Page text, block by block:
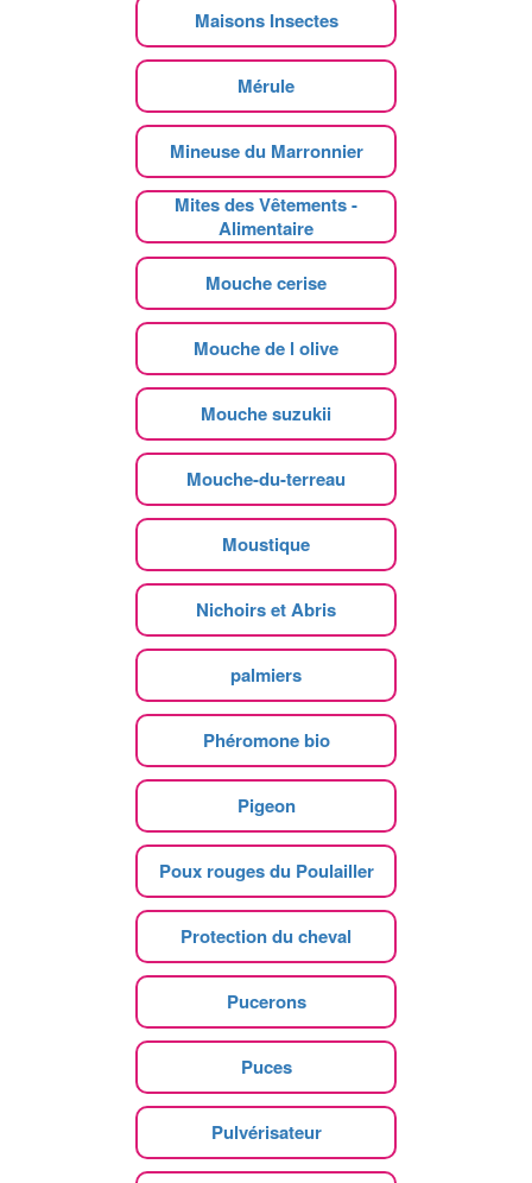
Maisons Insectes
Mérule
Mineuse du Marronnier
Mites des Vêtements -
Alimentaire
Mouche cerise
Mouche de l olive
Mouche suzukii
Mouche-du-terreau
Moustique
Nichoirs et Abris
palmiers
Phéromone bio
Pigeon
Poux rouges du Poulailler
Protection du cheval
Pucerons
Puces
Pulvérisateur